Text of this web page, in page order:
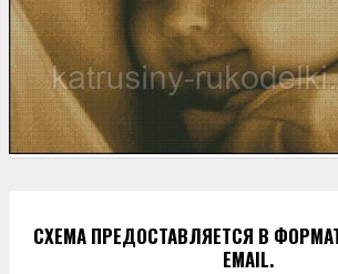
СХЕМА ПРЕДОСТАВЛЯЕТСЯ В
EMAIL.